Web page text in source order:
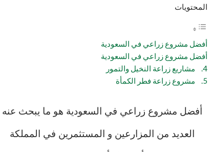
المحتويات
أفضل مشروع زراعي في السعودية
أفضل مشروع زراعي في السعودية
4. مشاريع زراعة النخيل والتمور
5. مشروع زراعة فطر الكمأة
أفضل مشروع زراعي في السعودية هو ما يبحث عنه
العديد من المزارعين و المستثمرين في المملكة